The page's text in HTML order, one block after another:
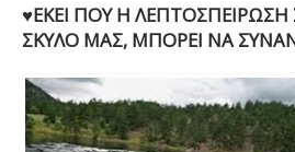
♥ΕΚΕΙ ΠΟΥ Η
ΣΚΥΛΟ ΜΑΣ, ΜΠΟΡΕΙ ΝΑ